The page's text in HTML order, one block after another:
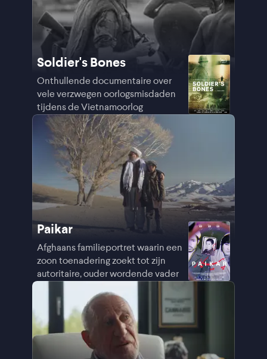
Soldier's Bones
Onthullende documentaire over
vele verzwegen oorlogsmisdaden
tijdens de Vietnamoorlog
Paikar
Afghaans familieportret waarin een
zoon toenadering zoekt tot zijn
autoritaire, ouder wordende vader